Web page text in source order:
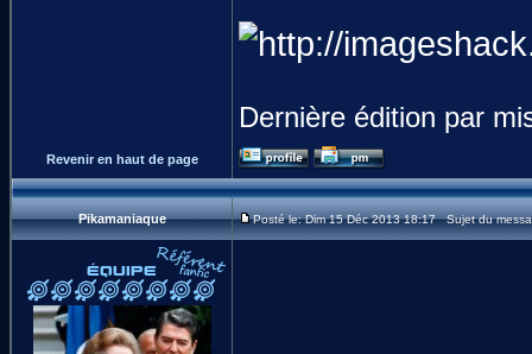
Dernière édition par
Revenir en haut de page
Pikamaniaque Posté le: Dim 15 Déc 2013 18:17 Sujet du